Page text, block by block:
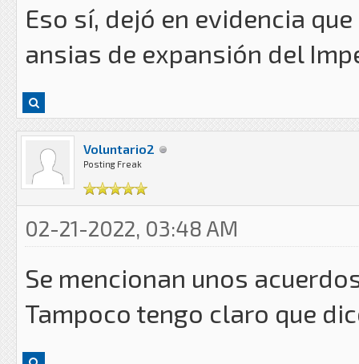
Eso sí, dejó en evidencia
ansias de expansión del
Voluntario2
Posting Freak
02-21-2022, 03:48 AM
Se mencionan unos
Tampoco tengo claro que